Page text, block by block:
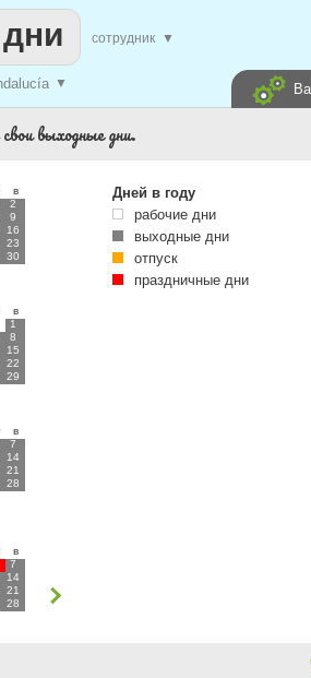
▼
сотрудник ▼
выходные дни.
в
2
9
16
23
30
в
1
8
15
22
29
в
7
14
21
28
в
7
14
21
28
Дней в году
рабочие дни
выходные дни
отпуск
праздничные дни